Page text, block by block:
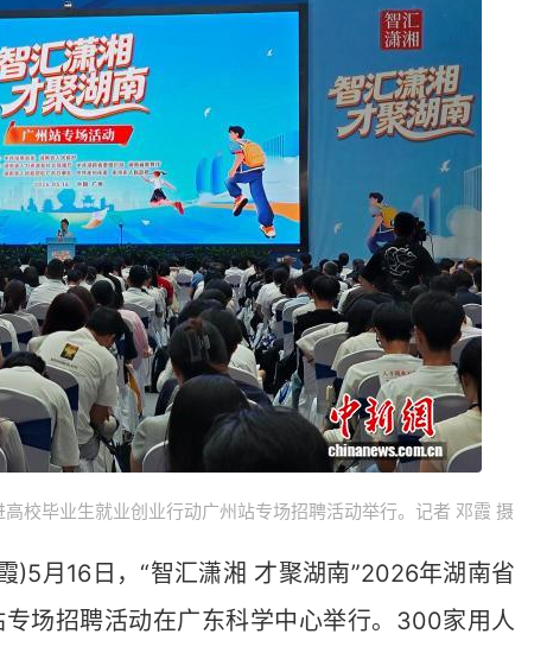
校毕业生就业创业行动广州站专场招聘活动举行。记者 邓霞 摄
月16日，“智汇潇湘 才聚湖南”2026年湖南省
场招聘活动在广东科学中心举行。300家用人